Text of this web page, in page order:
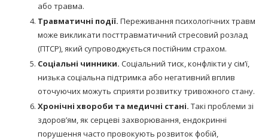
або травма.
Травматичні події. Переживання психологічних травм
може викликати посттравматичний стресовий розлад
(ПТСР), який супроводжується постійним страхом.
Соціальні чинники. Соціальний тиск, конфлікти у сім’ї,
низька соціальна підтримка або негативний вплив
оточуючих можуть сприяти розвитку тривожного стану.
Хронічні хвороби та медичні стані. Такі проблеми зі
здоров’ям, як серцеві захворювання, ендокринні
порушення часто провокують розвиток фобій,